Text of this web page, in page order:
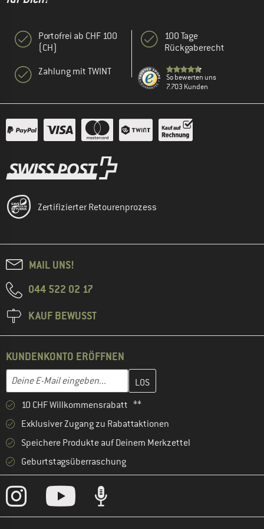
Portofrei ab CHF 100
(CH)
Zahlung mit TWINT
100 Tage
Rückgaberecht
So bewerten uns
7.703 Kunden
Zertifizierter Retourenprozess
MAIL UNS!
044 522 02 17
KAUF BEWUSST
KUNDENKONTO ERÖFFNEN
E-Mail-Adresse
Gib hier deine E-Mail-Adresse ein und erstelle im nächsten
10 CHF Willkommensrabatt **
Exklusiver Zugang zu Rabattaktionen
Speichere Produkte auf Deinem Merkzettel
Geburtstagsüberraschung